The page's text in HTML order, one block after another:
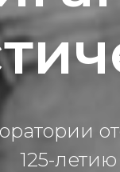
125-